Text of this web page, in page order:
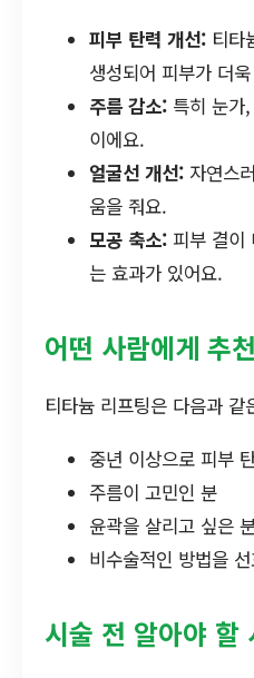
피부 탄력 개선: 티타
생성되어 피부가 더
주름 감소: 특히 눈가
이에요.
얼굴선 개선: 자연스
움을 줘요.
모공 축소: 피부 결이
는 효과가 있어요.
어떤 사람에게 추
티타늄 리프팅은 다음과
중년 이상으로 피부
주름이 고민인 분
윤곽을 살리고 싶은
비수술적인 방법을
시술 전 알아야 할